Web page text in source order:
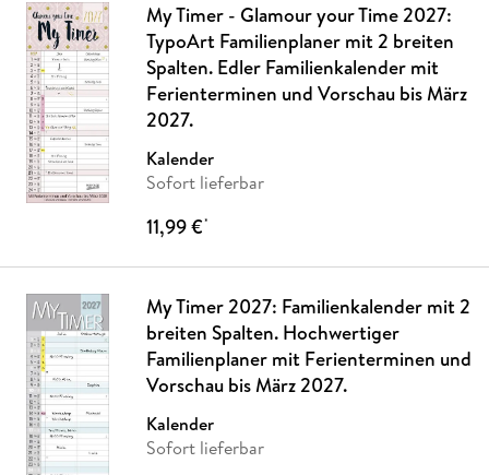
My Timer - Glamour your Time 2027:
TypoArt Familienplaner mit 2 breiten
Spalten. Edler Familienkalender mit
Ferienterminen und Vorschau bis März
2027.
Kalender
Sofort lieferbar
11,99 €*
My Timer 2027: Familienkalender mit 2
breiten Spalten. Hochwertiger
Familienplaner mit Ferienterminen und
Vorschau bis März 2027.
Kalender
Sofort lieferbar